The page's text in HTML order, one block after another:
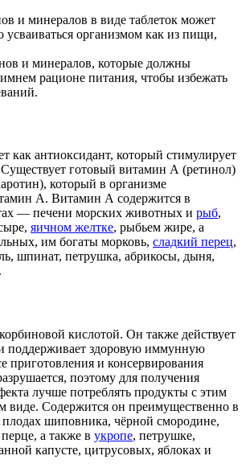
и минералов в виде таблеток может
усваиваться организмом как из пищи,
и минералов, которые должны
рационе питания, чтобы избежать
как антиоксидант, который стимулирует
готовый витамин А (ретинол)
который в организме
А. Витамин А содержится в
— печени морских животных и рыб,
яичном желтке, рыбьем жире, а
им богаты морковь, сладкий перец,
шпинат, петрушка, абрикосы, дыня,
кислотой. Он также действует
поддерживает здоровую иммунную
приготовления и консервирования
поэтому для получения
лучше потреблять продукты с этим
виде. Содержится он преимущественно в
шиповника, чёрной смородине,
а также в укропе, петрушке,
капусте, цитрусовых, яблоках и